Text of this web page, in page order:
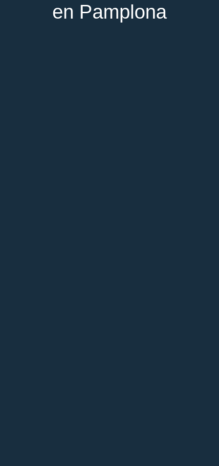
en Pamplona